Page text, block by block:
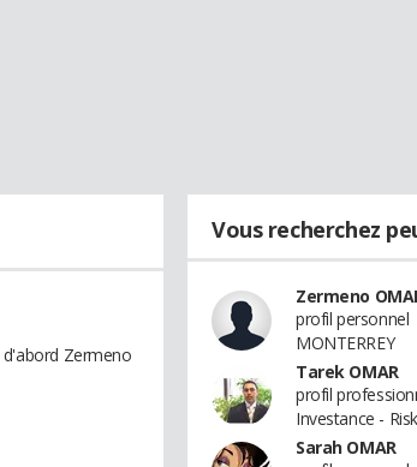
d'abord Zermeno
Vous recherchez
Zermeno
profil personnel
MONTERREY
Tarek OMAR
profil
Investance -
Sarah OMAR